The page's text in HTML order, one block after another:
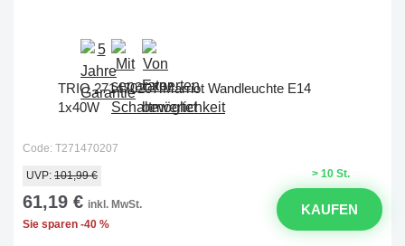
TRIO 271470207 Marriot Wandleuchte E14
1x40W
Code: T271470207
> 10 St.
UVP: 101,99 €
61,19 € inkl. MwSt.
Sie sparen -40 %
KAUFEN